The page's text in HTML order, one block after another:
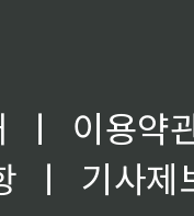
ㅣ
이용약
ㅣ
기사제